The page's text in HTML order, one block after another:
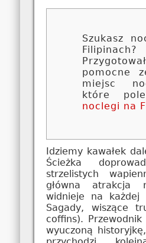
Szukasz
Filipinach?
pomocne
miejsc
które
noclegi na
Idziemy kawałek
Ścieżka
strzelistych
główna atrakcja
widnieje na każdej
Sagady, wiszące
coffins).
wyuczoną